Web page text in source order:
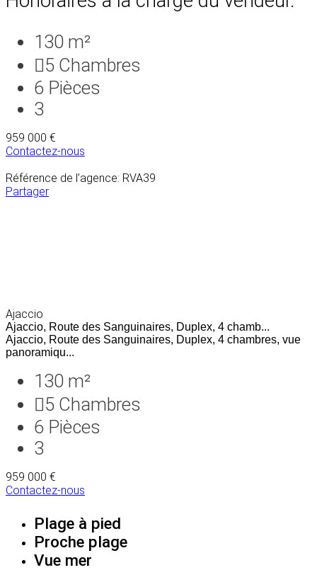
130 m²
5 Chambres
6 Pièces
3
959 000 €
Contactez-nous
Référence de l’agence: RVA39
Partager
Ajaccio
Ajaccio, Route des Sanguinaires, Duplex, 4 chamb...
Ajaccio, Route des Sanguinaires, Duplex, 4 chambres, vue
panoramiqu...
130 m²
5 Chambres
6 Pièces
3
959 000 €
Contactez-nous
Plage à pied
Proche plage
Vue mer